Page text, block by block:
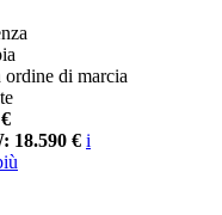
ordine di marcia
18.590 € i